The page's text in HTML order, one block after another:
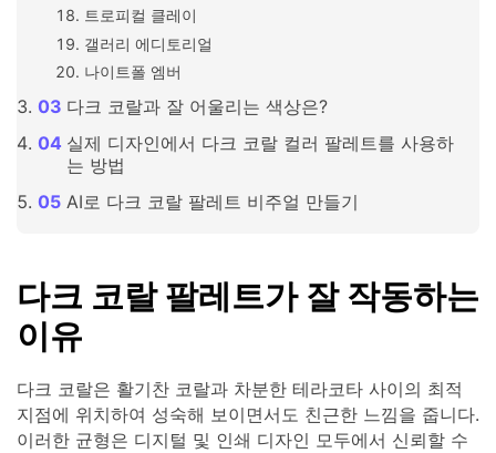
트로피컬 클레이
갤러리 에디토리얼
나이트폴 엠버
다크 코랄과 잘 어울리는 색상은?
실제 디자인에서 다크 코랄 컬러 팔레트를 사용하
는 방법
AI로 다크 코랄 팔레트 비주얼 만들기
다크 코랄 팔레트가 잘 작동하는
이유
다크 코랄은 활기찬 코랄과 차분한 테라코타 사이의 최적
지점에 위치하여 성숙해 보이면서도 친근한 느낌을 줍니다.
이러한 균형은 디지털 및 인쇄 디자인 모두에서 신뢰할 수